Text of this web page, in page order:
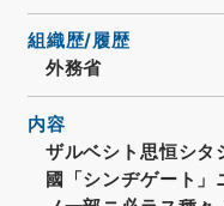
組織歴/履歴
外務省
内容
ザルベシト思恒シタ
國「シンヂゲート」